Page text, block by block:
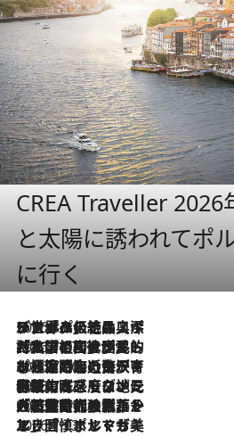
CREA Traveller
と太陽に誘われてポ
に行く
2026.8.8
リスボンの絶品スイーツ「パステル・デ・ナタ」とは？ポルトガル伝統の奥深い世界へ
2026.7.27
「私の祖国はポルトガル語です」国民的詩人フェルナンド・ペソアと、彼が愛した文学の街を歩く
2026.7.26
ポルトガル近海が育む極上の海の幸。キリリと冷えた白ワインと愉しむ、シーフード専門店の贅沢
2026.7.22
伝統の味をモダンに昇華。高感度な地元客が集う、リスボンの最旬ガストロノミー
2026.7.21
大航海時代の栄華から、震災、独裁、そして革命へ。ポルトガル・首都リスボンの石畳に刻まれた「歴史の光と影」
2026.7.13
エッセイ・ヤマザキマリ「慎ましくも美しき国 ポルトガル」